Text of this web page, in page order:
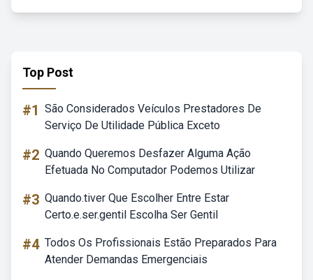
Top Post
#1 São Considerados Veículos Prestadores De
Serviço De Utilidade Pública Exceto
#2 Quando Queremos Desfazer Alguma Ação
Efetuada No Computador Podemos Utilizar
#3 Quando.tiver Que Escolher Entre Estar
Certo.e.ser.gentil Escolha Ser Gentil
#4 Todos Os Profissionais Estão Preparados Para
Atender Demandas Emergenciais